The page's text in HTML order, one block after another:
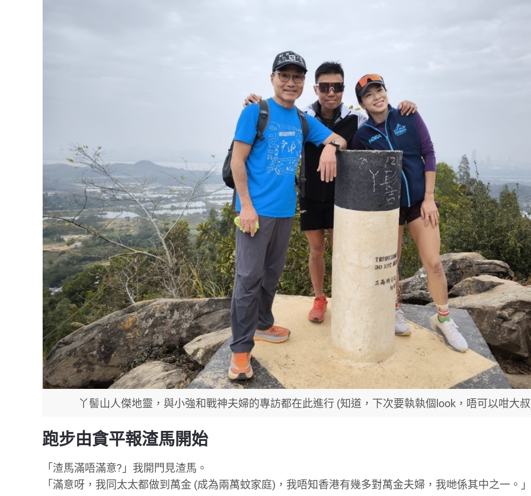
丫髻山人傑地靈，與小強和戰神夫婦的專訪都在此進行 (知道，下次要執執個look，唔可以咁大
跑步由貪平報渣馬開始
「渣馬滿唔滿意?」我開門見渣馬。
「滿意呀，我同太太都做到萬金 (成為兩萬蚊家庭)，我唔知香港有幾多對萬金夫婦，我哋係其中之一。